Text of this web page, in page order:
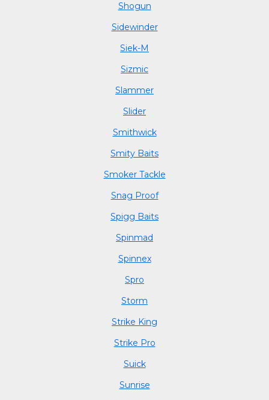
Shogun
Sidewinder
Siek-M
Sizmic
Slammer
Slider
Smithwick
Smity Baits
Smoker Tackle
Snag Proof
Spigg Baits
Spinmad
Spinnex
Spro
Storm
Strike King
Strike Pro
Suick
Sunrise